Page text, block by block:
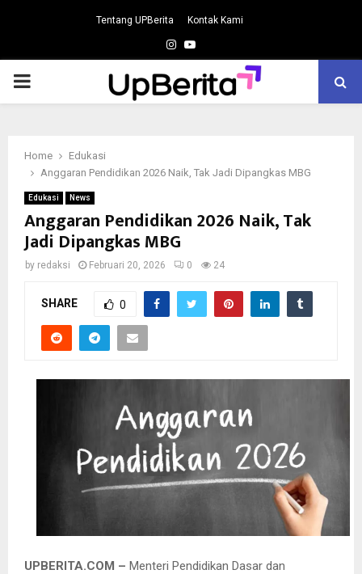
Tentang UPBerita Kontak Kami
Instagram
Youtube
PRIMARY
Home
Edukasi
Anggaran Pendidikan 2026 Naik, Tak Jadi Dipangkas MBG
Edukasi News
Anggaran Pendidikan 2026 Naik, Tak
Jadi Dipangkas MBG
by redaksi Februari 20, 2026 0 24
SHARE 0
UPBERITA.COM – Menteri Pendidikan Dasar dan